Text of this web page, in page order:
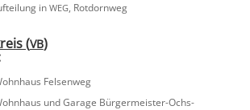
in WEG, Rotdornweg
(VB)
Felsenweg
und Garage Bürgermeister-Ochs-